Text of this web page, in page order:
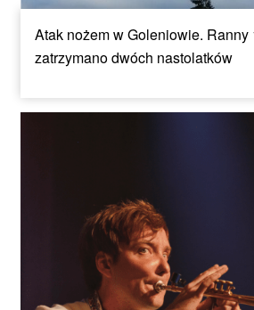
Atak nożem w Goleniowie. Ranny
zatrzymano dwóch nastolatków